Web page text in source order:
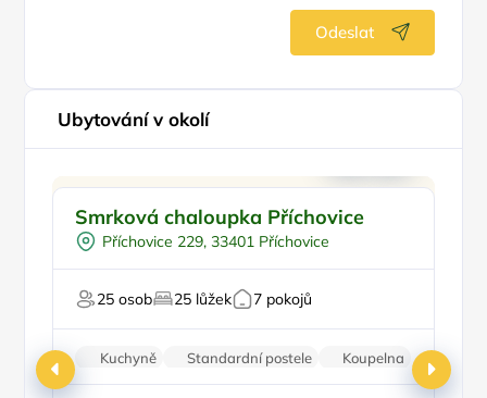
Odeslat
Ubytování v okolí
Pro skupiny
Pro turisty
Na horách
Pro majitele mazlíčků
Smrková chaloupka Příchovice
Příchovice 229, 33401 Příchovice
25 osob 25 lůžek 7 pokojů
Kuchyně Standardní postele
Koupelna
Nekuřácký objekt
Parkování zdarma